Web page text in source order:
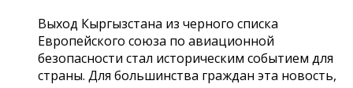
Выход Кыргызстана из черного списка
Европейского союза по авиационной
безопасности стал историческим событием для
страны. Для большинства граждан эта новость,